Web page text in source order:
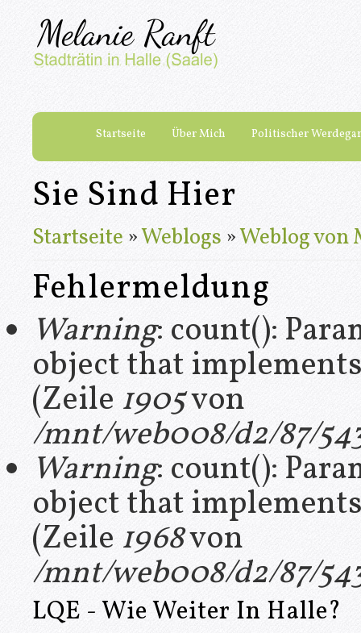
Startseite Über Mich Politischer
Sie Sind Hier
Startseite »Weblogs »Weblog von
Fehlermeldung
Warning: count():
object that
(Zeile 1905von
/mnt/web008/d2/87/
Warning: count():
object that
(Zeile 1968von
/mnt/web008/d2/87/
LQE - Wie Weiter In Halle?